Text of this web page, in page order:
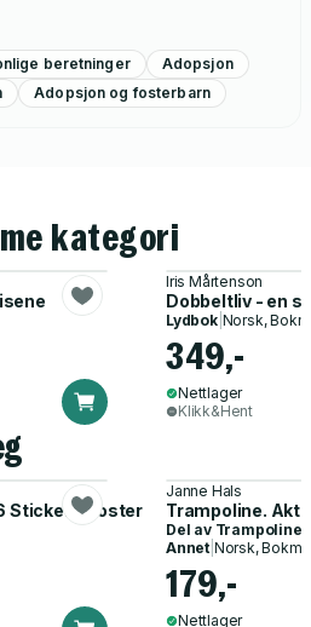
beretninger
Adopsjon
Adopsjon og fosterbarn
kategori
Iris Mårtenson
Dobbeltliv - en
Lydbok| Norsk,
349,-
Nettlager
Klikk&Hent
Sticker Booster
Janne Hals
Trampoline.
Del av Trampoline
Annet| Norsk,
179,-
Nettlager